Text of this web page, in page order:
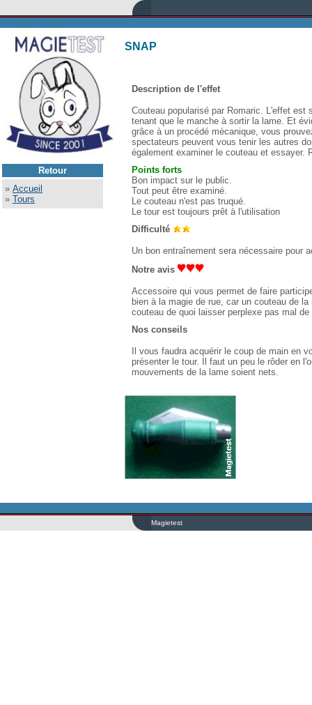
Retour
» Accueil
» Tours
SNAP
Description de l'effet
Couteau popularisé par Romaric. L'effet
tenant que le manche à sortir la lame. Et
grâce à un procédé mécanique, vous
spectateurs peuvent vous tenir les autres
également examiner le couteau et essayer.
Points forts
Bon impact sur le public.
Tout peut être examiné.
Le couteau n'est pas truqué.
Le tour est toujours prêt à l'utilisation
Difficulté
Un bon entraînement sera nécessaire pour
Notre avis
Accessoire qui vous permet de faire
bien à la magie de rue, car un couteau de
couteau de quoi laisser perplexe pas mal de
Nos conseils
Il vous faudra acquérir le coup de main en
présenter le tour. Il faut un peu le rôder en
mouvements de la lame soient nets.
Magietest